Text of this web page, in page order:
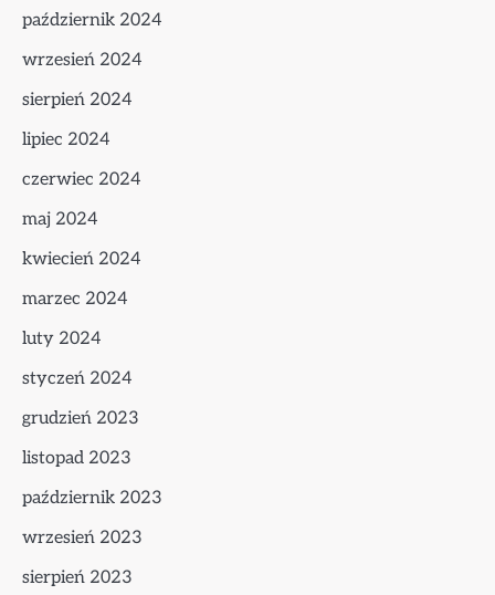
październik 2024
wrzesień 2024
sierpień 2024
lipiec 2024
czerwiec 2024
maj 2024
kwiecień 2024
marzec 2024
luty 2024
styczeń 2024
grudzień 2023
listopad 2023
październik 2023
wrzesień 2023
sierpień 2023